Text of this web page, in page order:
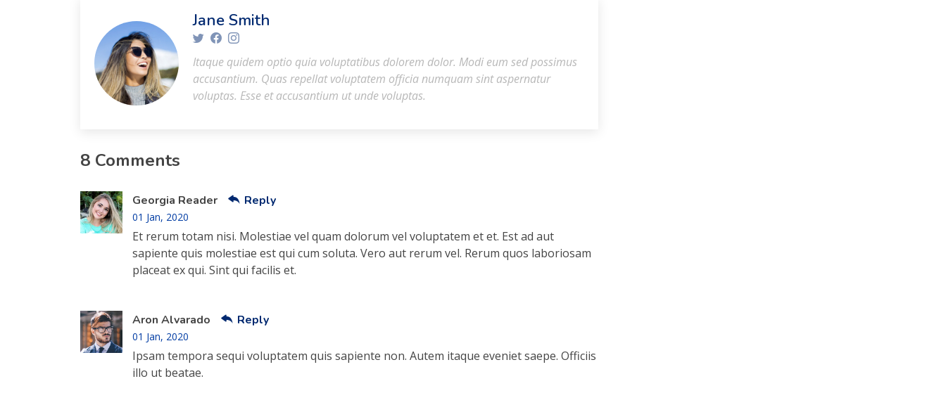
Jane Smith
Itaque quidem optio quia voluptatibus dolorem dolor. Modi eum sed possimus
accusantium. Quas repellat voluptatem officia numquam sint aspernatur
voluptas. Esse et accusantium ut unde voluptas.
8 Comments
Georgia Reader Reply
01 Jan, 2020
Et rerum totam nisi. Molestiae vel quam dolorum vel voluptatem et et. Est ad aut
sapiente quis molestiae est qui cum soluta. Vero aut rerum vel. Rerum quos laboriosam
placeat ex qui. Sint qui facilis et.
Aron Alvarado Reply
01 Jan, 2020
Ipsam tempora sequi voluptatem quis sapiente non. Autem itaque eveniet saepe. Officiis
illo ut beatae.